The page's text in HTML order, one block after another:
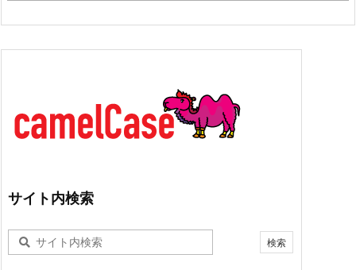
サイト内検索